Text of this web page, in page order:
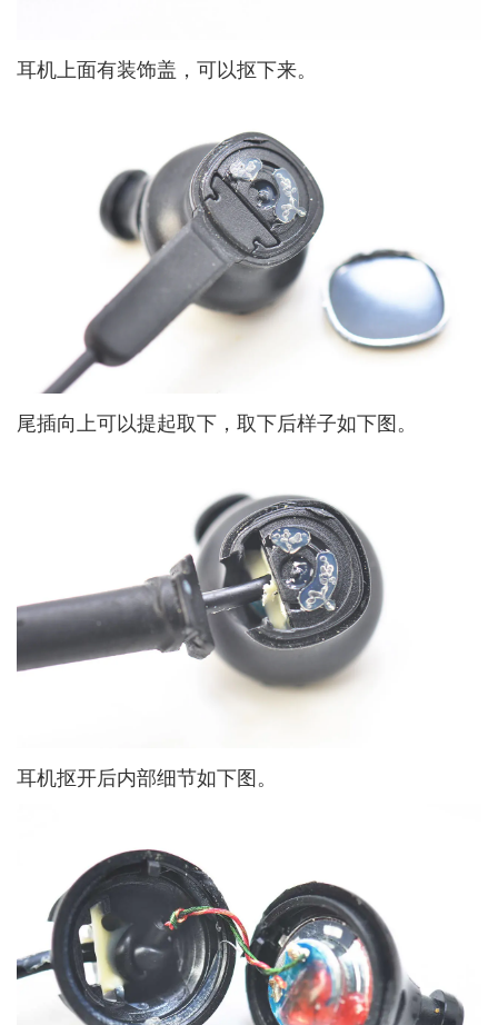
耳机上面有装饰盖，可以抠下来。
尾插向上可以提起取下，取下后样子如下图。
耳机抠开后内部细节如下图。